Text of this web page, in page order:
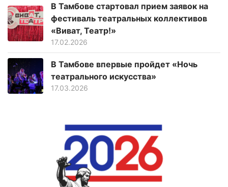
В Тамбове стартовал прием заявок на
фестиваль театральных коллективов
«Виват, Театр!»
17.02.2026
В Тамбове впервые пройдет «Ночь
театрального искусства»
17.03.2026